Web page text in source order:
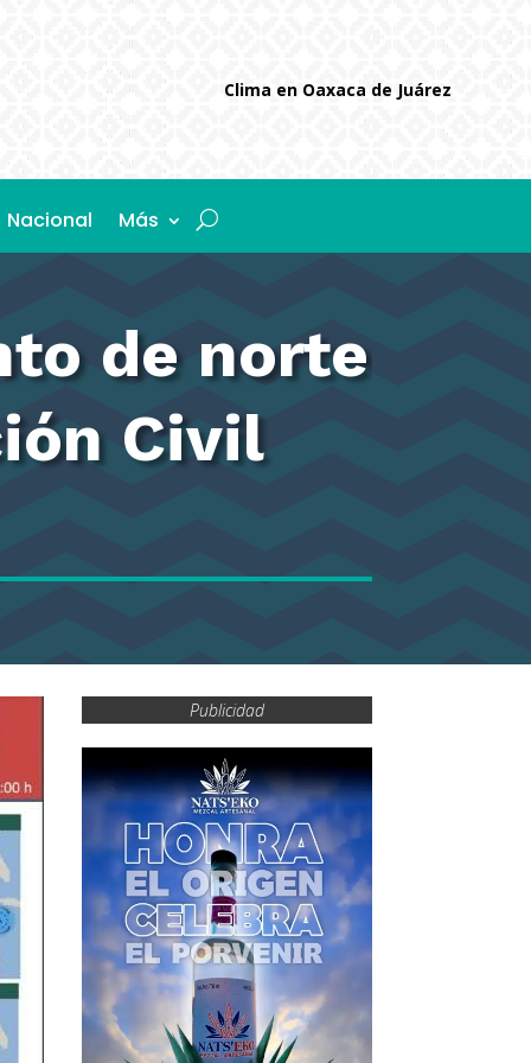
Clima en Oaxaca de Juárez
Nacional Más
de norte
Civil
Publicidad